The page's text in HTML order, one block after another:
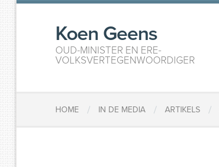
Koen Geens
OUD-MINISTER EN ERE-
VOLKSVERTEGENWOORDIGER
HOME / IN DE MEDIA / ARTIKELS /